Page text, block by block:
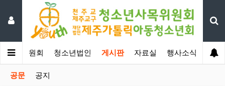
사목위원회 청소년법인 게시판 자료실 행사소식
공문 공지